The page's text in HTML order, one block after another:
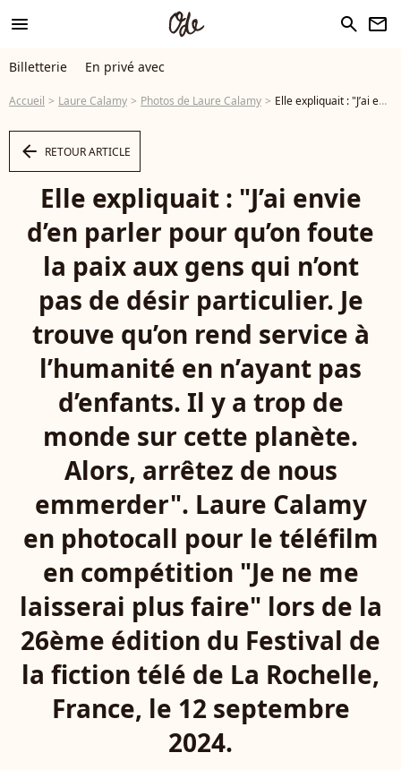
menu search newsletter
Billetterie En privé avec
Accueil Laure Calamy Photos de Laure Calamy Elle expliquait : "J’ai envie d’en parler pour qu’on foute la paix aux gens qui n’ont pas de désir particulier. Je trouve qu’on rend service à l’humanité en n’ayant pas d’enfants. Il y a trop de monde sur cette planète. Alors, arrêtez de nous emmerder". Laure Calamy en photocall pour le téléfilm en compétition "Je ne me laisserai plus faire" lors de la 26ème édition du Festival de la fiction télé de La Rochelle, France, le 12 septembre 2024. © Patrick Bernard/Bestimage - Photo
arrow_left RETOUR ARTICLE
Elle expliquait : "J’ai envie
d’en parler pour qu’on foute
la paix aux gens qui n’ont
pas de désir particulier. Je
trouve qu’on rend service à
l’humanité en n’ayant pas
d’enfants. Il y a trop de
monde sur cette planète.
Alors, arrêtez de nous
emmerder". Laure Calamy
en photocall pour le téléfilm
en compétition "Je ne me
laisserai plus faire" lors de la
26ème édition du Festival de
la fiction télé de La Rochelle,
France, le 12 septembre
2024.